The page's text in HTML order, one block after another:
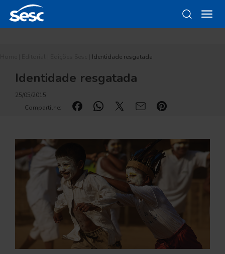
Identidade resgatada
Identidade resgatada
25/05/2015
Compartilhe: